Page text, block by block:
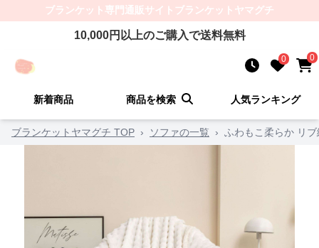
ブランケット 専門通販サイト ブランケットヤマグチ
10,000円以上のご購入で送料無料
0 0
新着商品 商品を検索 人気ランキング
ブランケットヤマグチ TOP › ソファの一覧 › ふわもこ柔らか リ